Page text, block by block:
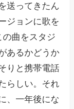
送ってきたん
ジョンに歌を
曲をスタジ
あるかどうか
りと携帯電話
らしい。それ
、一年後にな